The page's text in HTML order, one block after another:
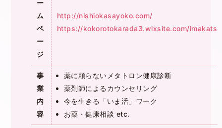
ー
ム
ペ
ー
ジ
http://nishiokasayoko.com/
https://kokorotokarada3.wixsite.com/imakats
事
業
内
容
薬に頼らないメタトロン健康診断
薬剤師によるカウンセリング
今を生きる「いま活」ワーク
お薬・健康相談 etc.